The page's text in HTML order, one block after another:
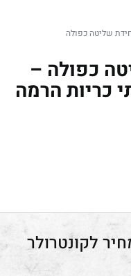
שליטה כפולה
כפולה –
כריות הרמה
קונטרולר